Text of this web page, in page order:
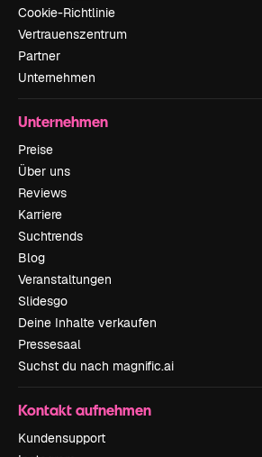
Cookie-Richtlinie
Vertrauenszentrum
Partner
Unternehmen
Unternehmen
Preise
Über uns
Reviews
Karriere
Suchtrends
Blog
Veranstaltungen
Slidesgo
Deine Inhalte verkaufen
Pressesaal
Suchst du nach magnific.ai
Kontakt aufnehmen
Kundensupport